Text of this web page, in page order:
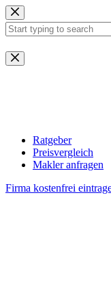
Zum
Inhalt
springen
Keine
Ergebnisse
Ratgeber
Preisvergleich
Makler anfragen
Firma kostenfrei